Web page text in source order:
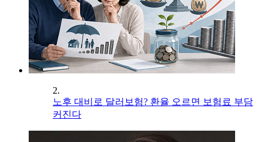
2.
노후 대비로 달러보험? 환율 오르면 보험료 부담
커진다